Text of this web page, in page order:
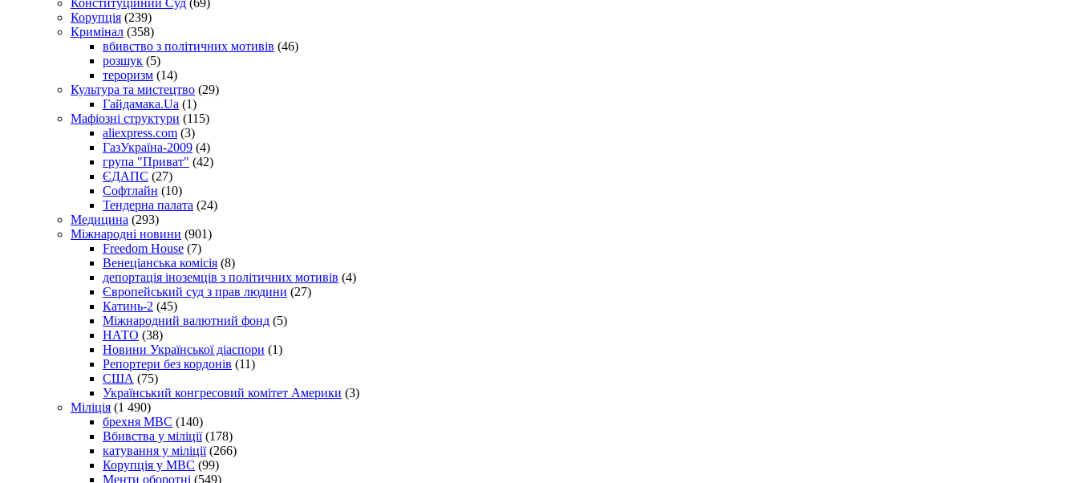
Корупція (239)
Кримінал (358)
вбивство з політичних мотивів (46)
розшук (5)
тероризм (14)
Культура та мистецтво (29)
Гайдамака.Ua (1)
Мафіозні структури (115)
aliexpress.com (3)
ГазУкраїна-2009 (4)
група "Приват" (42)
ЄДАПС (27)
Софтлайн (10)
Тендерна палата (24)
Медицина (293)
Міжнародні новини (901)
Freedom House (7)
Венеціанська комісія (8)
депортація іноземців з політичних мотивів (4)
Європейський суд з прав людини (27)
Катинь-2 (45)
Міжнародний валютний фонд (5)
НАТО (38)
Новини Української діаспори (1)
Репортери без кордонів (11)
США (75)
Український конгресовий комітет Америки (3)
Міліція (1 490)
брехня МВС (140)
Вбивства у міліції(178)
катування у міліції(266)
Корупція у МВС (99)
Менти оборотні (549)